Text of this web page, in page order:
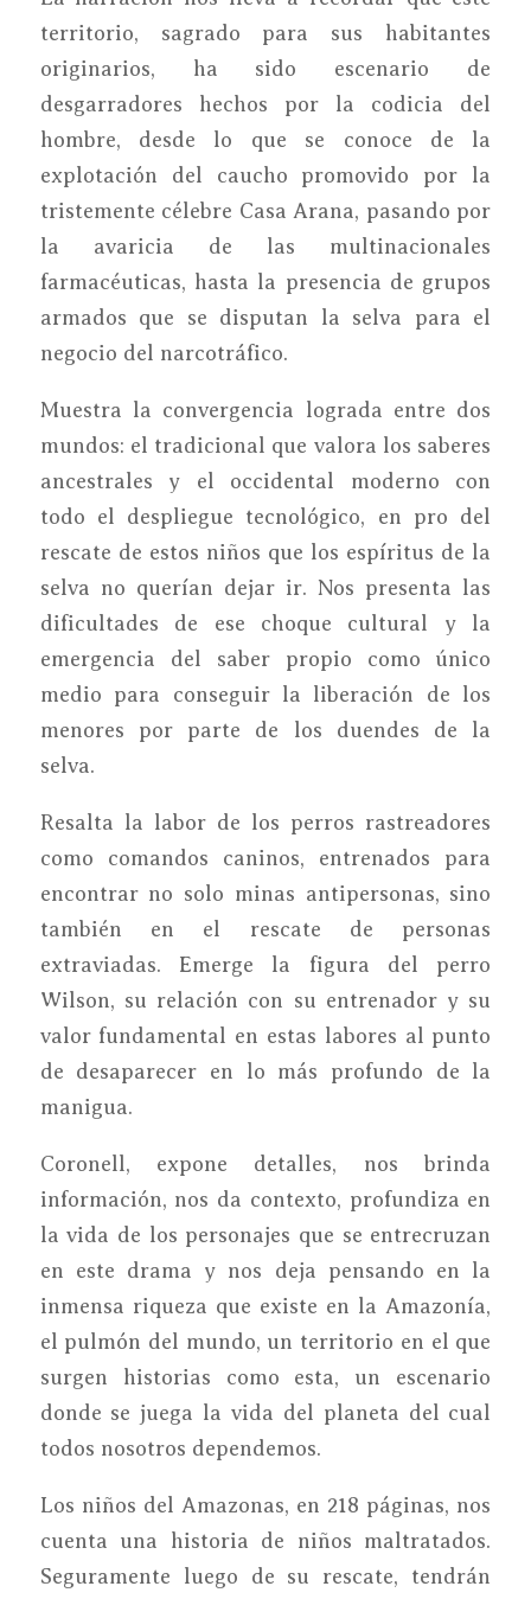
territorio, sagrado para sus habitantes
originarios, ha sido escenario de
desgarradores hechos por la codicia del
hombre, desde lo que se conoce de la
explotación del caucho promovido por la
tristemente célebre Casa Arana, pasando por
la avaricia de las multinacionales
farmacéuticas, hasta la presencia de grupos
armados que se disputan la selva para el
negocio del narcotráfico.
Muestra la convergencia lograda entre dos
mundos: el tradicional que valora los saberes
ancestrales y el occidental moderno con
todo el despliegue tecnológico, en pro del
rescate de estos niños que los espíritus de la
selva no querían dejar ir. Nos presenta las
dificultades de ese choque cultural y la
emergencia del saber propio como único
medio para conseguir la liberación de los
menores por parte de los duendes de la
selva.
Resalta la labor de los perros rastreadores
como comandos caninos, entrenados para
encontrar no solo minas antipersonas, sino
también en el rescate de personas
extraviadas. Emerge la figura del perro
Wilson, su relación con su entrenador y su
valor fundamental en estas labores al punto
de desaparecer en lo más profundo de la
manigua.
Coronell, expone detalles, nos brinda
información, nos da contexto, profundiza en
la vida de los personajes que se entrecruzan
en este drama y nos deja pensando en la
inmensa riqueza que existe en la Amazonía,
el pulmón del mundo, un territorio en el que
surgen historias como esta, un escenario
donde se juega la vida del planeta del cual
todos nosotros dependemos.
Los niños del Amazonas, en 218 páginas, nos
cuenta una historia de niños maltratados.
Seguramente luego de su rescate, tendrán